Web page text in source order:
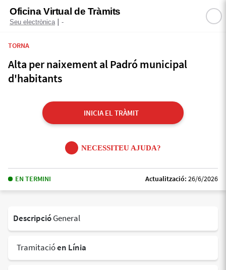
Oficina Virtual de Tràmits
Seu electrònica | -
TORNA
Alta per naixement al Padró municipal
d'habitants
INICIA EL TRÀMIT
NECESSITEU AJUDA?
EN TERMINI Actualització: 26/6/2026
DescripcióGeneral
Tramitacióen Línia